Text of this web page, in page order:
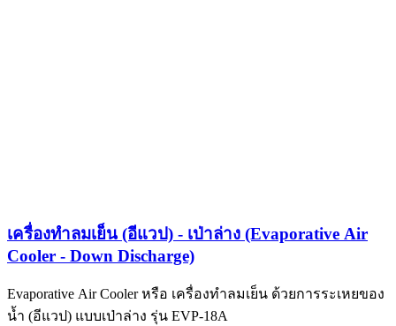
เครื่องทำลมเย็น (อีแวป) - เป่าล่าง (Evaporative Air
Cooler - Down Discharge)
Evaporative Air Cooler หรือ เครื่องทำลมเย็น ด้วยการระเหยของ
น้ำ (อีแวป) แบบเป่าล่าง รุ่น EVP-18A